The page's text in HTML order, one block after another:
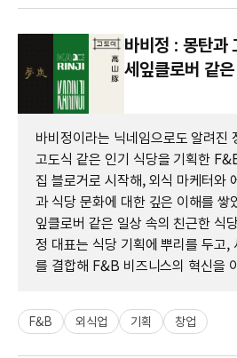
바비정 : 몽탄과
세잎클로버 같
바비정이라는 닉네임으로도 알려진
고도식 같은 인기 식당을 기획한
집 블로거로 시작해, 외식 마케터와
과 식당 문화에 대한 깊은 이해를 쌓
잎클로버 같은 일상 속의 친근한 식
정 대표는 식당 기획에 뿌리를 두고,
를 결합해 F&B 비즈니스의 혁신을
F&B 외식업 기획 창업